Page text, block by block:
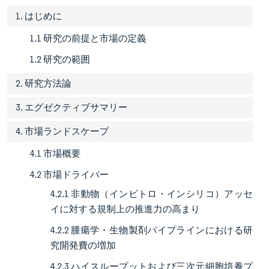
1. はじめに
1.1 研究の前提と市場の定義
1.2 研究の範囲
2. 研究方法論
3. エグゼクティブサマリー
4. 市場ランドスケープ
4.1 市場概要
4.2 市場ドライバー
4.2.1 非動物（インビトロ・インシリコ）アッセ
イに対する規制上の推進力の高まり
4.2.2 腫瘍学・生物製剤パイプラインにおける研
究開発費の増加
4.2.3 ハイスループットおよび三次元細胞培養プ